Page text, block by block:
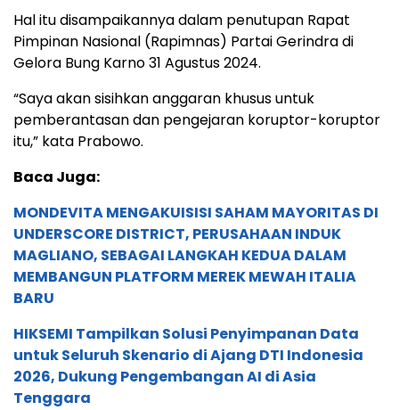
Hal itu disampaikannya dalam penutupan Rapat
Pimpinan Nasional (Rapimnas) Partai Gerindra di
Gelora Bung Karno 31 Agustus 2024.
“Saya akan sisihkan anggaran khusus untuk
pemberantasan dan pengejaran koruptor-koruptor
itu,” kata Prabowo.
Baca Juga:
MONDEVITA MENGAKUISISI SAHAM MAYORITAS DI
UNDERSCORE DISTRICT, PERUSAHAAN INDUK
MAGLIANO, SEBAGAI LANGKAH KEDUA DALAM
MEMBANGUN PLATFORM MEREK MEWAH ITALIA
BARU
HIKSEMI Tampilkan Solusi Penyimpanan Data
untuk Seluruh Skenario di Ajang DTI Indonesia
2026, Dukung Pengembangan AI di Asia
Tenggara